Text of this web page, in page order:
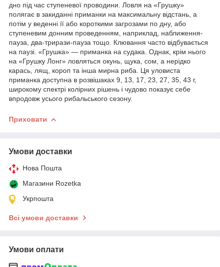
дно під час ступеневої проводини. Ловля на «Грушку»
полягає в закиданні приманки на максимальну відстань, а
потім у веденні її або короткими загрозами по дну, або
ступеневим донним проведенням, наприклад, наближення-
пауза, два-трирази-пауза тощо. Клювання часто відбувається
на паузі. «Грушка» — приманка на судака. Однак, крім нього
на «Грушку Лонг» ловляться окунь, щука, сом, а нерідко
карась, лящ, короп та інша мирна риба. Ця уловиста
приманка доступна в розвішаках 9, 13, 17, 23, 27, 35, 43 г,
широкому спектрі колірних рішень і чудово показує себе
впродовж усього рибальського сезону.
Приховати
Умови доставки
Нова Пошта
Магазини Rozetka
Укрпошта
Всі умови доставки
Умови оплати